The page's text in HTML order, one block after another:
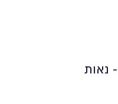
- נאות